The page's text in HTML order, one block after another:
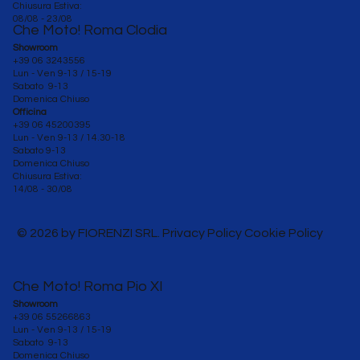
Che Moto! Roma Clodia
Showroom
+39 06 3243556
Lun - Ven 9-13 / 15-19
Sabato 9-13
Domenica Chiuso
Officina
+39 06 45200395
Lun - Ven 9-13 / 14.30-18
Sabato 9-13
Domenica Chiuso
Chiusura Estiva:
14/08 - 30/08
Che Moto! Roma Pio XI
Showroom
+39 06 55266863
Lun - Ven 9-13 / 15-19
Sabato 9-13
Domenica Chiuso
Chiusura Estiva:
08/08 - 23/08
© 2026 by FIORENZI SRL. Privacy Policy Cookie Policy